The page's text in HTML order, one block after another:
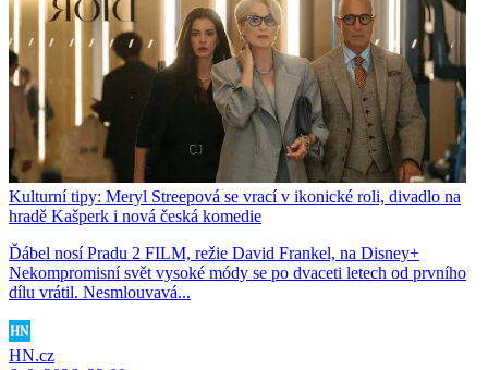
Kulturní tipy: Meryl Streepová se vrací v ikonické roli, divadlo na
hradě Kašperk i nová česká komedie
Ďábel nosí Pradu 2 FILM, režie David Frankel, na Disney+
Nekompromisní svět vysoké módy se po dvaceti letech od prvního
dílu vrátil. Nesmlouvavá...
HN.cz